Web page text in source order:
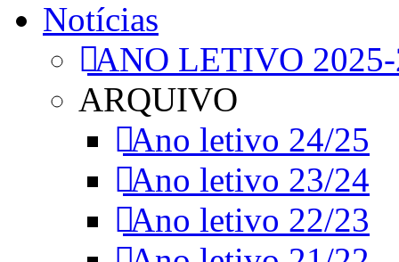
Notícias
ANO LETIVO
ARQUIVO
Ano letivo 24/25
Ano letivo 23/24
Ano letivo 22/23